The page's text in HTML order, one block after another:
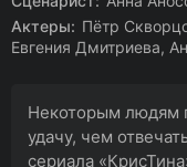
Актеры: Пётр
Евгения Дмитриева,
Некоторым людям
удачу, чем
сериала